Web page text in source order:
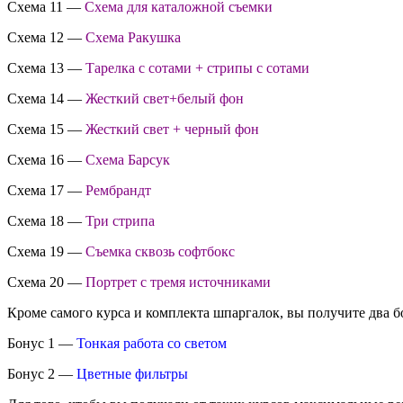
Схема 11 — Схема для каталожной съемки
Схема 12 — Схема Ракушка
Схема 13 — Тарелка с сотами + стрипы с сотами
Схема 14 — Жесткий свет+белый фон
Схема 15 — Жесткий свет + черный фон
Схема 16 — Схема Барсук
Схема 17 — Рембрандт
Схема 18 — Три стрипа
Схема 19 — Съемка сквозь софтбокс
Схема 20 — Портрет с тремя источниками
Кроме самого курса и комплекта шпаргалок, вы получите два
Бонус 1 — Тонкая работа со светом
Бонус 2 — Цветные фильтры